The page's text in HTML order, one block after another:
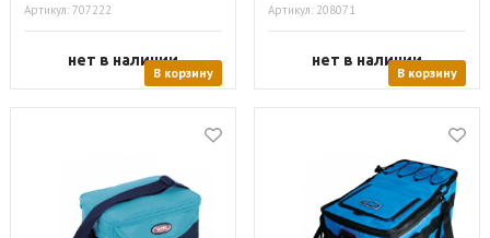
Артикул: 707222
нет в наличии
В корзину
Артикул: 208071
нет в наличии
В корзину